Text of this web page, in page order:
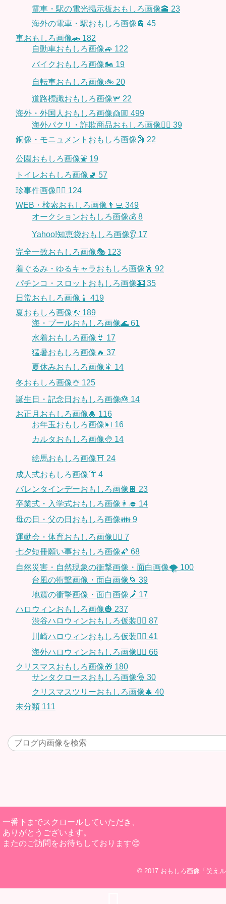
電車・駅の電光掲示板おもしろ画像🕋 23
海外の電車・駅おもしろ画像🚊 45
車おもしろ画像🚗 182
自動車おもしろ画像🚙 122
バイクおもしろ画像🏍 19
自転車おもしろ画像🚲 20
道路標識おもしろ画像🚥 22
海外・外国人おもしろ画像👱🏼 499
海外パクリ・詐欺商品おもしろ画像🙅‍♀️ 39
銅像・モニュメントおもしろ画像🗿 22
公園おもしろ画像⛲️ 19
トイレおもしろ画像🚽 57
珍事件画像👮‍♂️ 124
WEB・検索おもしろ画像👨‍💻 349
オークションおもしろ画像💰 8
Yahoo!知恵袋おもしろ画像👂 17
完全一致おもしろ画像🎭 123
着ぐるみ・ゆるキャラおもしろ画像🕺 92
パチンコ・スロットおもしろ画像🎰 35
日常おもしろ画像📱 419
夏おもしろ画像🌞 189
海・プールおもしろ画像🌊 61
水着おもしろ画像👙 17
猛暑おもしろ画像🔥 37
夏休みおもしろ画像🎇 14
冬おもしろ画像☃️ 125
誕生日・記念日おもしろ画像🎂 14
お正月おもしろ画像🎍 116
お年玉おもしろ画像💴 16
カルタおもしろ画像🤚 14
絵馬おもしろ画像⛩ 24
成人式おもしろ画像👘 4
バレンタインデーおもしろ画像🍫 23
卒業式・入学式おもしろ画像👩‍🎓 14
母の日・父の日おもしろ画像👪 9
運動会・体育おもしろ画像🤸‍♂️ 7
七夕短冊願い事おもしろ画像🌠 68
自然災害・自然現象の衝撃画像・面白画像🌪 100
台風の衝撃画像・面白画像🌀 39
地震の衝撃画像・面白画像🗾 17
ハロウィンおもしろ画像🎃 237
渋谷ハロウィンおもしろ仮装👯‍♂️ 87
川崎ハロウィンおもしろ仮装🧞‍♀️ 41
海外ハロウィンおもしろ画像🧛‍♂️ 66
クリスマスおもしろ画像🎁 180
サンタクロースおもしろ画像🎅 30
クリスマスツリーおもしろ画像🎄 40
未分類 111
一番下までスクロールしていただき、
ありがとうございます。
またのご訪問をお待ちしております😊
© 2017 おもしろ画像「笑え